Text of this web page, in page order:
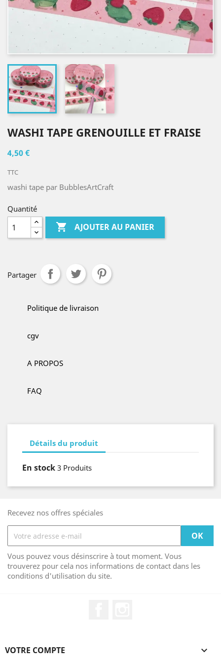
WASHI TAPE GRENOUILLE ET FRAISE
4,50 €
TTC
washi tape par BubblesArtCraft
Quantité
 AJOUTER AU PANIER
Partager
Politique de livraison
cgv
A PROPOS
FAQ
Détails du produit
En stock 3 Produits
Recevez nos offres spéciales
Vous pouvez vous désinscrire à tout moment. Vous
trouverez pour cela nos informations de contact dans les
conditions d'utilisation du site.
VOTRE COMPTE 